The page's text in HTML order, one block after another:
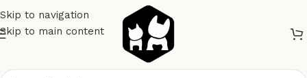
Skip to navigation
Skip to main content